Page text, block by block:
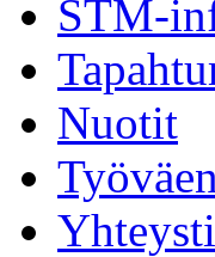
STM-
Nuotit